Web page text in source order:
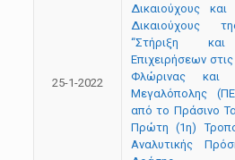
25-1-2022
Δικαιούχους
Δικαιούχους
“Στήριξη και
Επιχειρήσεων
Φλώρινας
Μεγαλόπολης
από το Πράσινο
Πρώτη (1η)
Αναλυτικής